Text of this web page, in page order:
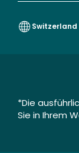
Switzerland
*Die
Sie in Ihrem